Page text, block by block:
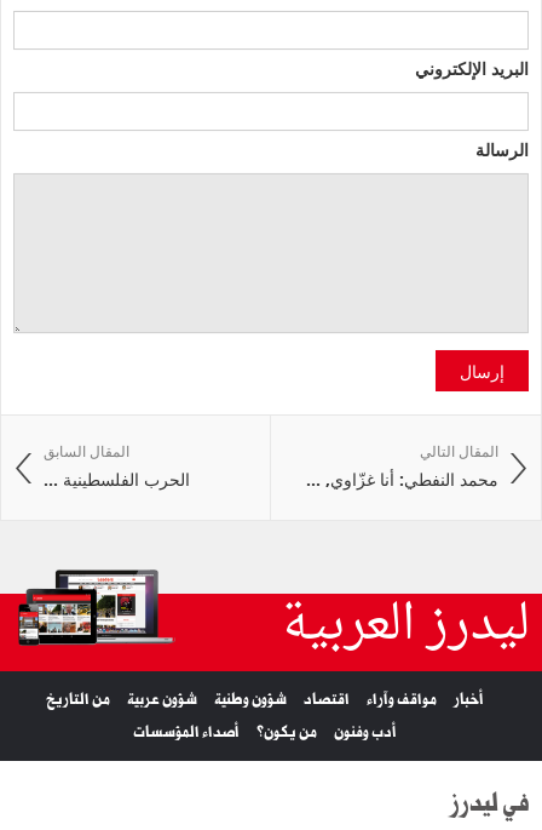
البريد الإلكتروني
الرسالة
إرسال
المقال السابق
الحرب الفلسطينية ...
المقال التالي
محمد النفطي: أنا غزّاوي, ...
ليدرز العربية
أخبار مواقف وآراء اقتصاد شؤون وطنية شؤون عربية
من التاريخ
أدب وفنون
من يكون؟ أصداء المؤسسات
في ليدرز